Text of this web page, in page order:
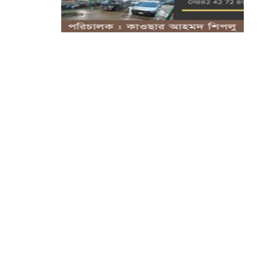
সিলেটে হামের উপসর্গে আরও দুই শিশুর মৃ'ত্যু